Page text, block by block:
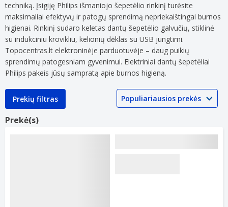
techniką. Įsigiję Philips išmaniojo šepetėlio rinkinį turėsite
maksimaliai efektyvų ir patogų sprendimą nepriekaištingai burnos
higienai. Rinkinį sudaro keletas dantų šepetėlio galvučių, stiklinė
su indukciniu krovikliu, kelionių dėklas su USB jungtimi.
Topocentras.lt elektroninėje parduotuvėje – daug puikių
sprendimų patogesniam gyvenimui. Elektriniai dantų šepetėliai
Philips pakeis jūsų sampratą apie burnos higieną.
Prekių filtras
Prekė(s)